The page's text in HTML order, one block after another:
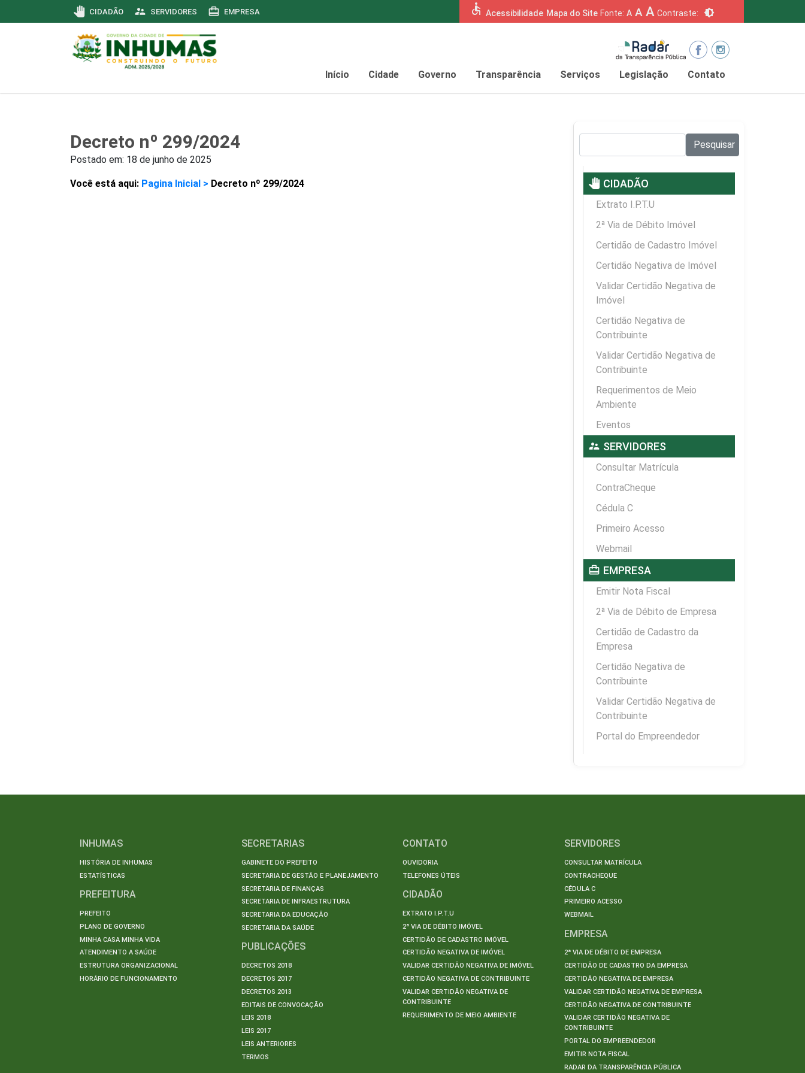
pan_tool CIDADÃO supervisor_account SERVIDORES card_travel EMPRESA accessible Acessibilidade Mapa do Site Fonte: A A A Contraste: brightness_6
Início Cidade Governo Transparência Serviços Legislação Contato
Decreto nº 299/2024
Postado em: 18 de junho de 2025
Você está aqui: Pagina Inicial > Decreto nº 299/2024
Pesquisar
pan_tool CIDADÃO
Extrato I.P.T.U
2ª Via de Débito Imóvel
Certidão de Cadastro Imóvel
Certidão Negativa de Imóvel
Validar Certidão Negativa de
Imóvel
Certidão Negativa de
Contribuinte
Validar Certidão Negativa de
Contribuinte
Requerimentos de Meio
Ambiente
Eventos
supervisor_account SERVIDORES
Consultar Matrícula
ContraCheque
Cédula C
Primeiro Acesso
Webmail
card_travel EMPRESA
Emitir Nota Fiscal
2ª Via de Débito de Empresa
Certidão de Cadastro da
Empresa
Certidão Negativa de
Contribuinte
Validar Certidão Negativa de
Contribuinte
Portal do Empreendedor
INHUMAS
HISTÓRIA DE INHUMAS
ESTATÍSTICAS
PREFEITURA
PREFEITO
PLANO DE GOVERNO
MINHA CASA MINHA VIDA
ATENDIMENTO A SAÚDE
ESTRUTURA ORGANIZACIONAL
HORÁRIO DE FUNCIONAMENTO
SECRETARIAS
GABINETE DO PREFEITO
SECRETARIA DE GESTÃO E PLANEJAMENTO
SECRETARIA DE FINANÇAS
SECRETARIA DE INFRAESTRUTURA
SECRETARIA DA EDUCAÇÃO
SECRETARIA DA SAÚDE
PUBLICAÇÕES
DECRETOS 2018
DECRETOS 2017
DECRETOS 2013
EDITAIS DE CONVOCAÇÃO
LEIS 2018
LEIS 2017
LEIS ANTERIORES
TERMOS
CONTATO
OUVIDORIA
TELEFONES ÚTEIS
CIDADÃO
EXTRATO I.P.T.U
2ª VIA DE DÉBITO IMÓVEL
CERTIDÃO DE CADASTRO IMÓVEL
CERTIDÃO NEGATIVA DE IMÓVEL
VALIDAR CERTIDÃO NEGATIVA DE IMÓVEL
CERTIDÃO NEGATIVA DE CONTRIBUINTE
VALIDAR CERTIDÃO NEGATIVA DE
CONTRIBUINTE
REQUERIMENTO DE MEIO AMBIENTE
SERVIDORES
CONSULTAR MATRÍCULA
CONTRACHEQUE
CÉDULA C
PRIMEIRO ACESSO
WEBMAIL
EMPRESA
2ª VIA DE DÉBITO DE EMPRESA
CERTIDÃO DE CADASTRO DA EMPRESA
CERTIDÃO NEGATIVA DE EMPRESA
VALIDAR CERTIDÃO NEGATIVA DE EMPRESA
CERTIDÃO NEGATIVA DE CONTRIBUINTE
VALIDAR CERTIDÃO NEGATIVA DE
CONTRIBUINTE
PORTAL DO EMPREENDEDOR
EMITIR NOTA FISCAL
RADAR DA TRANSPARÊNCIA PÚBLICA